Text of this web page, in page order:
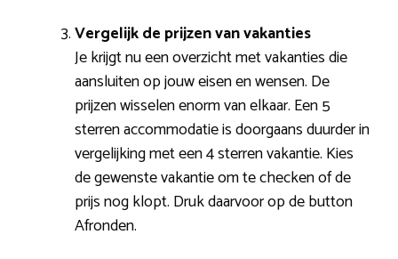
Vergelijk de prijzen van vakanties
Je krijgt nu een overzicht met vakanties die
aansluiten op jouw eisen en wensen. De
prijzen wisselen enorm van elkaar. Een 5
sterren accommodatie is doorgaans duurder in
vergelijking met een 4 sterren vakantie. Kies
de gewenste vakantie om te checken of de
prijs nog klopt. Druk daarvoor op de button
Afronden.